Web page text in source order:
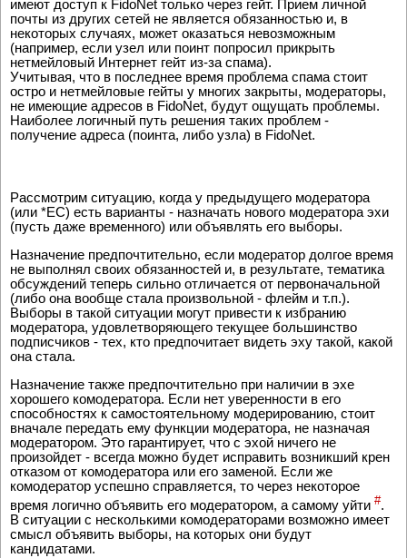
имеют доступ к FidoNet только через гейт. Прием личной
почты из других сетей не является обязанностью и, в
некоторых случаях, может оказаться невозможным
(например, если узел или поинт попросил прикрыть
нетмейловый Интернет гейт из-за спама).
Учитывая, что в последнее время проблема спама стоит
остро и нетмейловые гейты у многих закрыты, модераторы,
не имеющие адресов в FidoNet, будут ощущать проблемы.
Наиболее логичный путь решения таких проблем -
получение адреса (поинта, либо узла) в FidoNet.
Рассмотрим ситуацию, когда у предыдущего модератора
(или *EC) есть варианты - назначать нового модератора эхи
(пусть даже временного) или объявлять его выборы.
Назначение предпочтительно, если модератор долгое время
не выполнял своих обязанностей и, в результате, тематика
обсуждений теперь сильно отличается от первоначальной
(либо она вообще стала произвольной - флейм и т.п.).
Выборы в такой ситуации могут привести к избранию
модератора, удовлетворяющего текущее большинство
подписчиков - тех, кто предпочитает видеть эху такой, какой
она стала.
Назначение также предпочтительно при наличии в эхе
хорошего комодератора. Если нет уверенности в его
способностях к самостоятельному модерированию, стоит
вначале передать ему функции модератора, не назначая
модератором. Это гарантирует, что с эхой ничего не
произойдет - всегда можно будет исправить возникший крен
отказом от комодератора или его заменой. Если же
комодератор успешно справляется, то через некоторое
время логично объявить его модератором, а самому уйти #.
В ситуации с несколькими комодераторами возможно имеет
смысл объявить выборы, на которых они будут
кандидатами.